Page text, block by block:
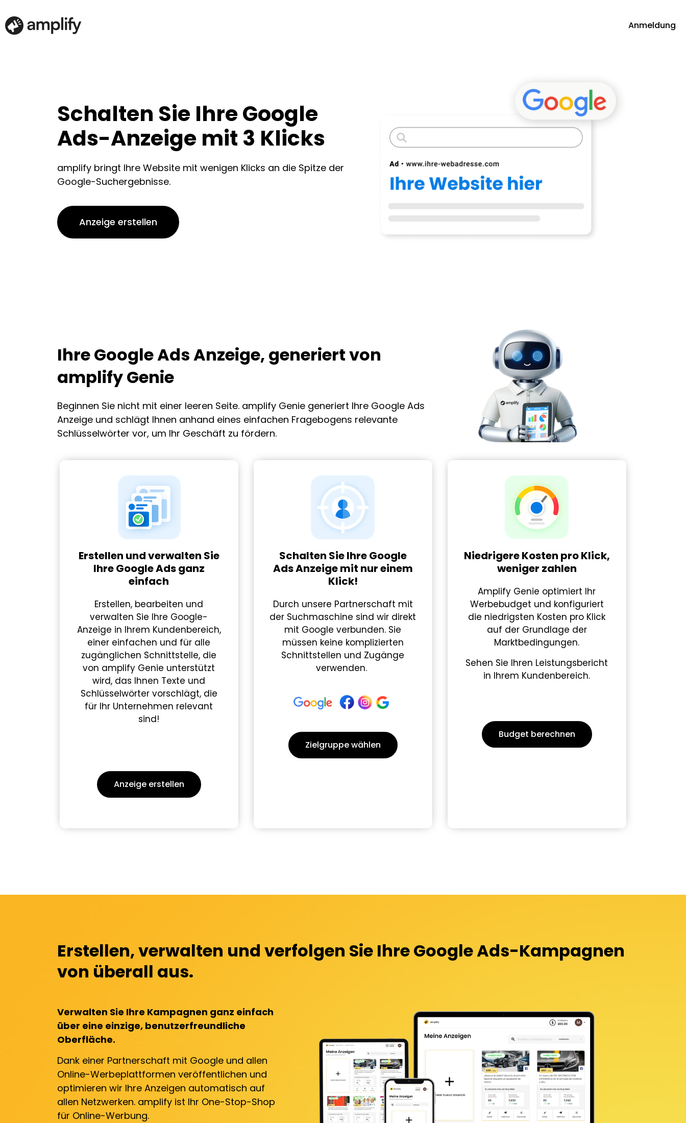
Anmeldung
Schalten Sie Ihre Google
Ads-Anzeige mit 3 Klicks
amplify bringt Ihre Website mit wenigen Klicks an die Spitze der
Google-Suchergebnisse.
Anzeige erstellen
Ihre Google Ads Anzeige, generiert von
amplify Genie
Beginnen Sie nicht mit einer leeren Seite. amplify Genie generiert Ihre Google Ads
Anzeige und schlägt Ihnen anhand eines einfachen Fragebogens relevante
Schlüsselwörter vor, um Ihr Geschäft zu fördern.
Erstellen und verwalten Sie
Ihre Google Ads ganz
einfach
Erstellen, bearbeiten und
verwalten Sie Ihre Google-
Anzeige in Ihrem Kundenbereich,
einer einfachen und für alle
zugänglichen Schnittstelle, die
von amplify Genie unterstützt
wird, das Ihnen Texte und
Schlüsselwörter vorschlägt, die
für Ihr Unternehmen relevant
sind!
Anzeige erstellen
Schalten Sie Ihre Google
Ads Anzeige mit nur einem
Klick!
Durch unsere Partnerschaft mit
der Suchmaschine sind wir direkt
mit Google verbunden. Sie
müssen keine komplizierten
Schnittstellen und Zugänge
verwenden.
Zielgruppe wählen
Niedrigere Kosten pro Klick,
weniger zahlen
Amplify Genie optimiert Ihr
Werbebudget und konfiguriert
die niedrigsten Kosten pro Klick
auf der Grundlage der
Marktbedingungen.
Sehen Sie Ihren Leistungsbericht
in Ihrem Kundenbereich.
Budget berechnen
Erstellen, verwalten und verfolgen Sie Ihre Google Ads-Kampagnen
von überall aus.
Verwalten Sie Ihre Kampagnen ganz einfach
über eine einzige, benutzerfreundliche
Oberfläche.
Dank einer Partnerschaft mit Google und allen
Online-Werbeplattformen veröffentlichen und
optimieren wir Ihre Anzeigen automatisch auf
allen Netzwerken. amplify ist Ihr One-Stop-Shop
für Online-Werbung.